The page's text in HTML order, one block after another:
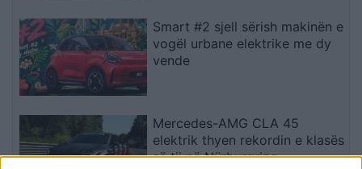
Smart #2 sjell sërish makinën e
vogël urbane elektrike me dy
vende
Mercedes-AMG CLA 45
elektrik thyen rekordin e klasës
së tij në Nürburgring